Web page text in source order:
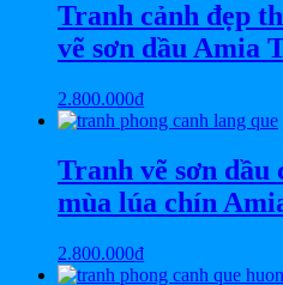
Tranh cảnh đẹp
vẽ sơn dầu Amia
2.800.000₫
Tranh vẽ sơn dầu
mùa lúa chín
2.800.000₫